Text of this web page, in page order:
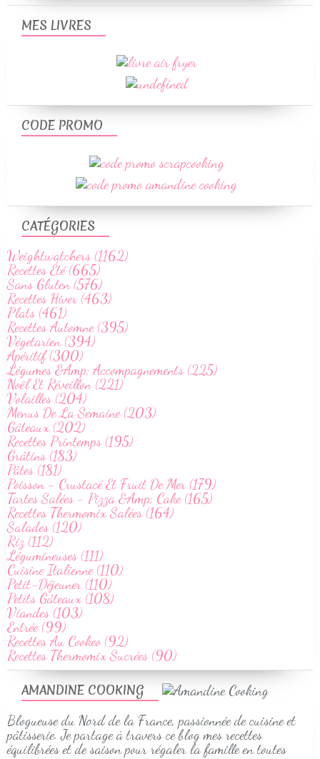
AMANDINE COOKING
Blogueuse du Nord de la France, passionnée de cuisine et
pâtisserie. Je partage à travers ce blog mes recettes
équilibrées et de saison pour régaler la famille en toutes
CATÉGORIES
Weightwatchers (1162)
Recettes Été (665)
Sans Gluten (576)
Recettes Hiver (463)
Plats (461)
Recettes Automne (395)
Végetarien (394)
Apéritif (300)
Légumes &Amp; Accompagnements (225)
Noël Et Réveillon (221)
Volailles (204)
Menus De La Semaine (203)
Gâteaux (202)
Recettes Printemps (195)
Grâtins (183)
Pâtes (181)
Poisson - Crustacé Et Fruit De Mer (179)
Tartes Salées - Pizza &Amp; Cake (165)
Recettes Thermomix Salées (164)
Salades (120)
Riz (112)
Légumineuses (111)
Cuisine Italienne (110)
Petit-Déjeuner (110)
Petits Gâteaux (108)
Viandes (103)
Entrée (99)
Recettes Au Cookeo (92)
Recettes Thermomix Sucrées (90)
MES LIVRES
CODE PROMO